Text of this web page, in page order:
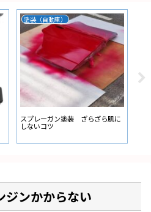
塗装（自動車）
スプレーガン塗装 ざらざら肌に
しないコツ
ム
ンかからない